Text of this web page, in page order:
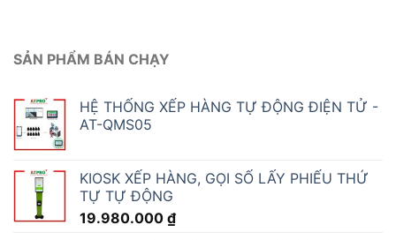
SẢN PHẨM BÁN CHẠY
HỆ THỐNG XẾP HÀNG TỰ ĐỘNG ĐIỆN TỬ -
AT-QMS05
KIOSK XẾP HÀNG, GỌI SỐ LẤY PHIẾU THỨ
TỰ TỰ ĐỘNG
19.980.000 ₫